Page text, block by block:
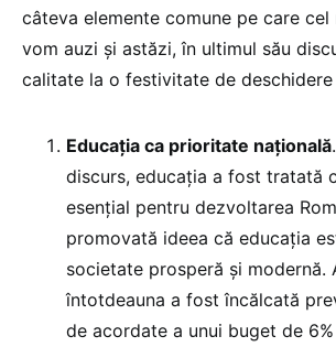
câteva elemente comune pe care
vom auzi și astăzi, în ultimul său
calitate la o festivitate de deschidere
Educația ca prioritate națională
discurs, educația a fost tratată
esențial pentru dezvoltarea
promovată ideea că educația
societate prosperă și modernă.
întotdeauna a fost încălcată
de acordate a unui buget de